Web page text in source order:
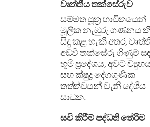
වෘත්තීය තක්සේරුව
සම්මත සූත්‍ර භාවිතයෙන්
මූලික නැඹුරු ගණනය
සිදු කළ හැකි අතර,
අඩවි තක්සේරු ගිණුම්
භූමි ප්‍රදේශය, අවට
සහ ක්ෂුද්‍ර දේශගුණික
තත්ත්වයන් වැනි දේශීය
සාධක.
සවි කිරීම් පද්ධති තේරීම